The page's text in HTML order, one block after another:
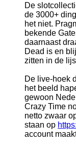
De
de 3000+
het niet.
bekende
daarnaast
Dead is en
zitten in de
De live-hoek
het beeld
gewoon
Crazy Time
netto zwaar
staan op
account